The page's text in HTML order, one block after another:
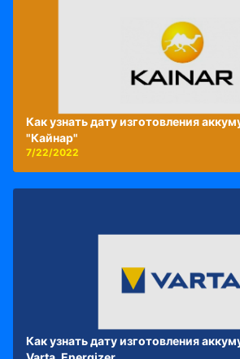
Как узнать дату изготовления
"Кайнар"
7/22/2022
Как узнать дату изготовления